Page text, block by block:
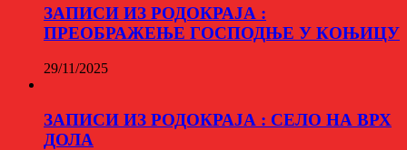
ЗАПИСИ ИЗ РОДОКРАЈА :
ПРЕОБРАЖЕЊЕ ГОСПОДЊЕ У КОЊИЦУ
29/11/2025
ЗАПИСИ ИЗ РОДОКРАЈА : СЕЛО НА ВРХ
ДОЛА